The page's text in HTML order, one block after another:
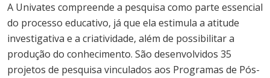
A Univates compreende a pesquisa como parte essencial
do processo educativo, já que ela estimula a atitude
investigativa e a criatividade, além de possibilitar a
produção do conhecimento. São desenvolvidos 35
projetos de pesquisa vinculados aos Programas de Pós-